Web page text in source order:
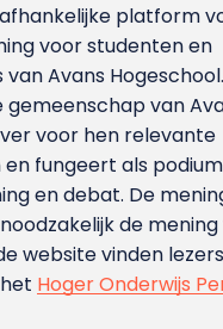
platform
voor studenten en
Avans
van
voor hen relevante
fungeert als
en debat. De
de
website vinden
Hoger Onderwijs